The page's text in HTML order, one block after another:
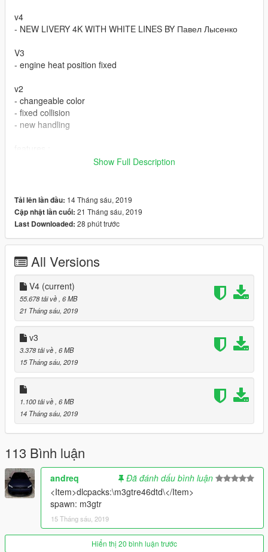
v4
- NEW LIVERY 4K WITH WHITE LINES BY Павел Лысенко
V3
- engine heat position fixed
v2
- changeable color
- fixed collision
- new handling
- burn area
- all lights working
bugs :
- if you found any other bug let me know
spwan name : m3gtr
Show Full Description
Tải lên lần đầu: 14 Tháng sáu, 2019
Cập nhật lần cuối: 21 Tháng sáu, 2019
Last Downloaded: 28 phút trước
All Versions
V4 (current)
55.678 tải về , 6 MB
21 Tháng sáu, 2019
v3
3.378 tải về , 6 MB
15 Tháng sáu, 2019
1.100 tải về , 6 MB
14 Tháng sáu, 2019
113 Bình luận
andreq
Đã đánh dấu bình luận
<Item>dlcpacks:\m3gtre46dtd\</Item>
spawn: m3gtr
15 Tháng sáu, 2019
Hiển thị 20 bình luận trước